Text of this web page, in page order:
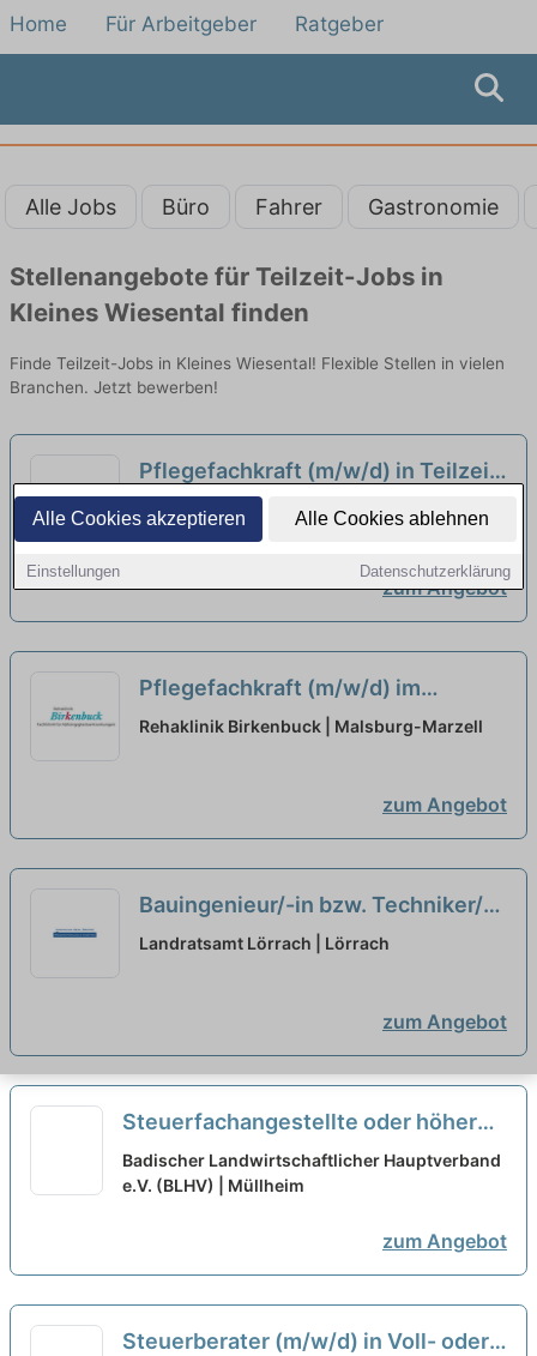
Alle Cookies akzeptieren Alle Cookies ablehnen
Einstellungen Datenschutzerklärung
Home Für Arbeitgeber Ratgeber
Alle Jobs Büro Fahrer Gastronomie
Stellenangebote für Teilzeit-Jobs in
Kleines Wiesental finden
Finde Teilzeit-Jobs in Kleines Wiesental! Flexible Stellen in vielen
Branchen. Jetzt bewerben!
Pflegefachkraft (m/w/d) in Teilzeit
- endlich Wertschätzung die Du
verdient hast!
Haus am Gugel GmbH | Herrischried
zum Angebot
Pflegefachkraft (m/w/d) im
Nachtdienst in Teilzeit - Herzlich
Rehaklinik Birkenbuck | Malsburg-Marzell
zum Angebot
Bauingenieur/-in bzw. Techniker/-
in Hochbau (m/w/d) Teilzeit
Landratsamt Lörrach | Lörrach
zum Angebot
Steuerfachangestellte oder höhere
Qualifikation (m/w/d) in Voll- oder
Teilzeit neu
Badischer Landwirtschaftlicher Hauptverband
e.V. (BLHV) | Müllheim
zum Angebot
Steuerberater (m/w/d) in Voll- oder